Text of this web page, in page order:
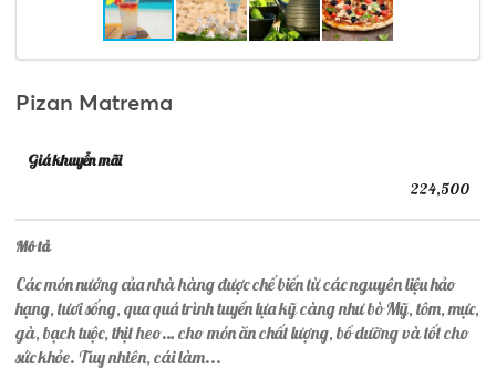
Pizan Matrema
Giá khuyễn mãi
224,500
Mô tả
Các món nướng của nhà hàng được chế biến từ các nguyên liệu hảo
hạng, tươi sống, qua quá trình tuyển lựa kỹ càng như bò Mỹ, tôm, mực,
gà, bạch tuộc, thịt heo… cho món ăn chất lượng, bổ dưỡng và tốt cho
sức khỏe. Tuy nhiên, cái làm...